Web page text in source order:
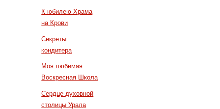
К юбилею Храма
на Крови
Секреты
кондитера
Моя любимая
Воскресная Школа
Сердце духовной
столицы Урала